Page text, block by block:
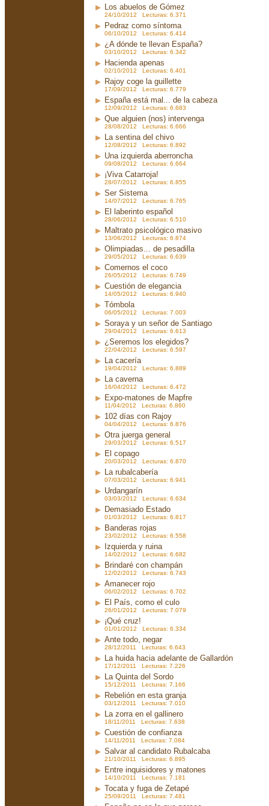
Los abuelos de Gómez
24/10/2012 Lecturas: 6.371
Pedraz como síntoma
06/10/2012 Lecturas: 6.414
¿A dónde te llevan España?
03/10/2012 Lecturas: 6.342
Hacienda apenas
02/10/2012 Lecturas: 6.401
Rajoy coge la guillette
17/09/2012 Lecturas: 6.779
España está mal... de la cabeza
12/09/2012 Lecturas: 6.683
Que alguien (nos) intervenga
28/08/2012 Lecturas: 6.666
La sentina del chivo
12/08/2012 Lecturas: 6.892
Una izquierda aberroncha
09/08/2012 Lecturas: 6.664
¡Viva Catarroja!
28/07/2012 Lecturas: 6.855
Ser Sistema
14/07/2012 Lecturas: 6.765
El laberinto español
28/06/2012 Lecturas: 6.510
Maltrato psicológico masivo
13/06/2012 Lecturas: 6.874
Olimpiadas... de pesadilla
29/05/2012 Lecturas: 6.639
Comernos el coco
26/05/2012 Lecturas: 6.749
Cuestión de elegancia
14/05/2012 Lecturas: 6.940
Tómbola
06/05/2012 Lecturas: 7.003
Soraya y un señor de Santiago
29/04/2012 Lecturas: 6.613
¿Seremos los elegidos?
22/04/2012 Lecturas: 6.597
La cacería
19/04/2012 Lecturas: 6.889
La caverna
16/04/2012 Lecturas: 6.472
Expo-matones de Mapfre
11/04/2012 Lecturas: 6.860
102 días con Rajoy
04/04/2012 Lecturas: 6.876
Otra juerga general
29/03/2012 Lecturas: 6.517
El copago
20/03/2012 Lecturas: 6.870
La rubalcabería
07/03/2012 Lecturas: 6.941
Urdangarín
03/03/2012 Lecturas: 6.634
Demasiado Estado
01/03/2012 Lecturas: 6.817
Banderas rojas
23/02/2012 Lecturas: 6.558
Izquierda y ruina
14/02/2012 Lecturas: 6.682
Brindaré con champán
12/02/2012 Lecturas: 6.743
Amanecer rojo
06/02/2012 Lecturas: 6.702
El País, como el culo
26/01/2012 Lecturas: 7.079
¡Qué cruz!
01/01/2012 Lecturas: 6.334
Ante todo, negar
28/12/2011 Lecturas: 6.643
La huida hacia adelante de Gallardón
17/12/2011 Lecturas: 7.226
La Quinta del Sordo
15/12/2011 Lecturas: 7.166
Rebelión en esta granja
03/12/2011 Lecturas: 7.010
La zorra en el gallinero
18/11/2011 Lecturas: 7.638
Cuestión de confianza
14/11/2011 Lecturas: 7.084
Salvar al candidato Rubalcaba
21/10/2011 Lecturas: 6.895
Entre inquisidores y matones
14/10/2011 Lecturas: 7.181
Tocata y fuga de Zetapé
25/09/2011 Lecturas: 7.481